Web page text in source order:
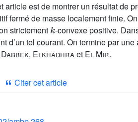
article est de montrer un résultat de
fermé de masse localement finie.
strictement
k
-convexe positive.
d’un tel courant. On termine par
Dabbek, Elkhadhraet El Mir.
Citer cet article